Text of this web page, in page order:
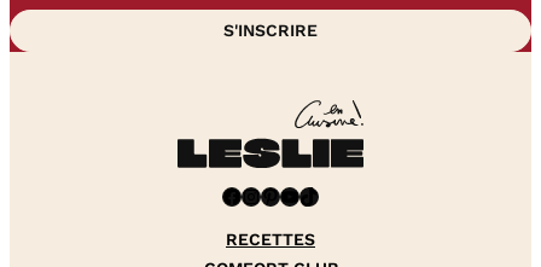
Facebook InstagramPinterest YouTube TikTok
RECETTES